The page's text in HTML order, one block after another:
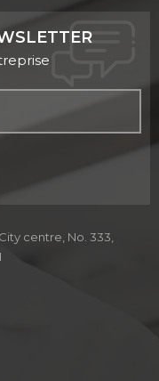
centre, No. 333,